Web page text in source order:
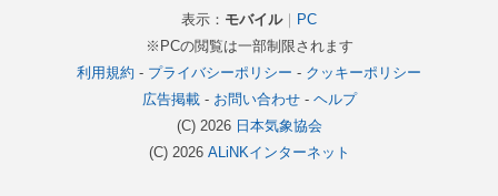
表示： モバイル｜ PC
※PCの閲覧は一部制限されます
利用規約 - プライバシーポリシー - クッキーポリシー
広告掲載- お問い合わせ- ヘルプ
(C) 2026 日本気象協会
(C) 2026 ALiNKインターネット